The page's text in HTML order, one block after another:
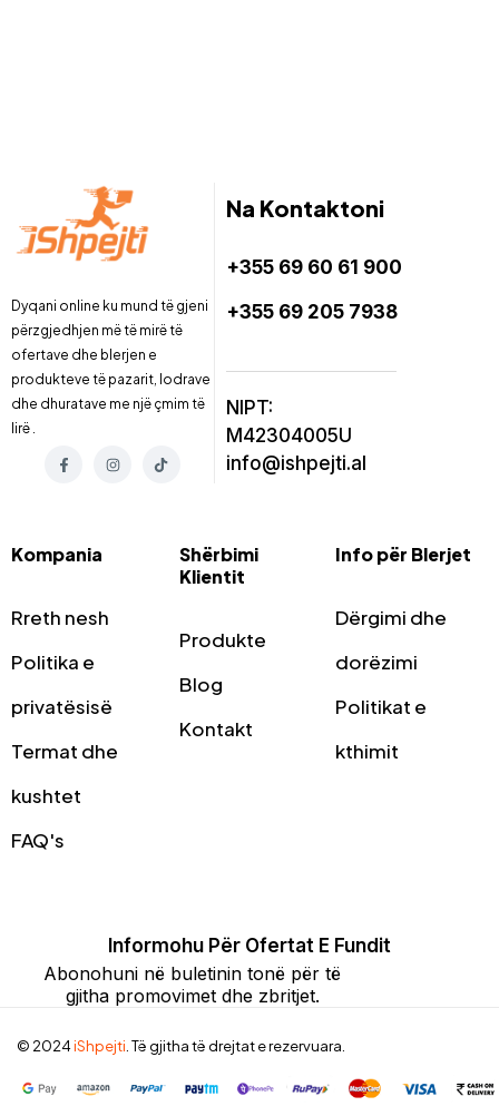
Dyqani online ku mund të gjeni
përzgjedhjen më të mirë të
ofertave dhe blerjen e
produkteve të pazarit, lodrave
dhe dhuratave me një çmim të
lirë .
Na Kontaktoni
+355 69 60 61 900
+355 69 205 7938
NIPT:
M42304005U
info@ishpejti.al
Kompania
Rreth nesh
Politika e
privatësisë
Termat dhe
kushtet
FAQ's
Shërbimi
Klientit
Produkte
Blog
Kontakt
Info për Blerjet
Dërgimi dhe
dorëzimi
Politikat e
kthimit
Informohu Për Ofertat E Fundit
Abonohuni në buletinin tonë për të
gjitha promovimet dhe zbritjet.
© 2024iShpejti. Të gjitha të drejtat e rezervuara.